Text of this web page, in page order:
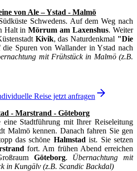
von Ale – Ystad - Malmö
Schwedens. Auf dem Weg nach
Halt inMörrum am Laxenshus. Weiter
Kivik, das Naturdenkmal "Die
die Spuren von Wallander in Ystad nach
mit Frühstück in Malmö (z.B.
Reise jetzt anfragen
- Marstrand - Göteborg
Stadtführung mit Ihrer Reiseleitung
Malmö kennen. Danach fahren Sie gen
das schöne Halmstad ist. Sie setzen
fort. Am frühen Abend erreichen
Göteborg. Übernachtung mit
in Kungälv (z.B. Scandic Backdal)